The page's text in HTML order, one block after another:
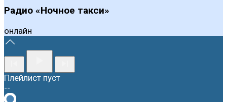
Радио «Ночное такси»
онлайн
Плейлист пуст
--